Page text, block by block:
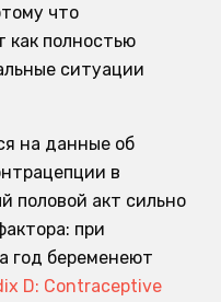
что
как полностью
ситуации
на данные об
в
половой акт сильно
при
год беременеют
D: Contraceptive